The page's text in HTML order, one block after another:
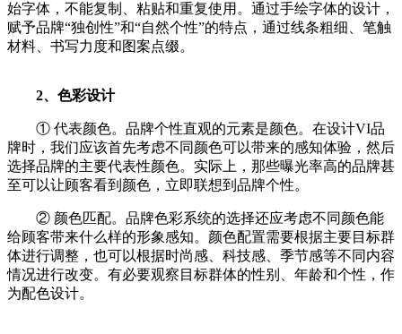
始字体，不能复制、粘贴和重复使用。通过手绘字体的设计，
赋予品牌“独创性”和“自然个性”的特点，通过线条粗细、笔触
材料、书写力度和图案点缀。
2、色彩设计
① 代表颜色。品牌个性直观的元素是颜色。在设计VI品
牌时，我们应该首先考虑不同颜色可以带来的感知体验，然后
选择品牌的主要代表性颜色。实际上，那些曝光率高的品牌甚
至可以让顾客看到颜色，立即联想到品牌个性。
② 颜色匹配。品牌色彩系统的选择还应考虑不同颜色能
给顾客带来什么样的形象感知。颜色配置需要根据主要目标群
体进行调整，也可以根据时尚感、科技感、季节感等不同内容
情况进行改变。有必要观察目标群体的性别、年龄和个性，作
为配色设计。